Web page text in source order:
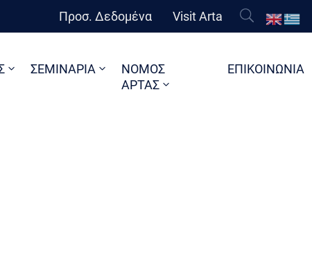
Προσ. Δεδομένα Visit Arta
ΣΕΜΙΝΑΡΙΑ
ΝΟΜΟΣ
ΑΡΤΑΣ
ΕΠΙΚΟΙΝΩΝΙΑ